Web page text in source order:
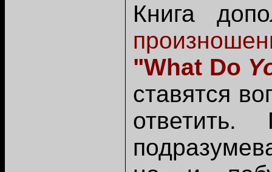
Книга
"What Do
ставятся